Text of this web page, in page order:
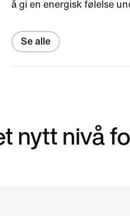
å gi en energisk følelse
Se alle
nytt nivå